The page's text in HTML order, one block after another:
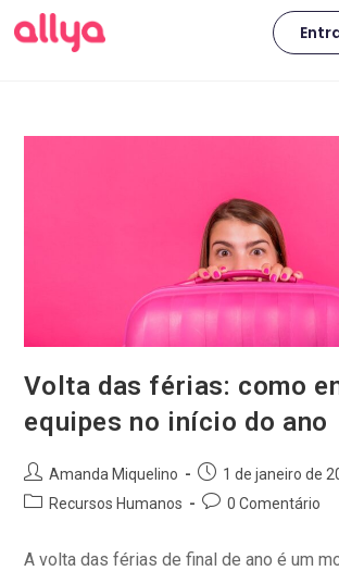
Volta das férias: como
equipes no início do ano
Amanda Miquelino
1 de janeiro de
Recursos Humanos
0 Comentário
A volta das férias de final de ano é um